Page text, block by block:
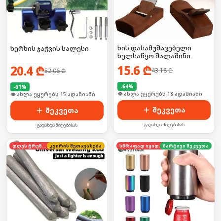
ხერხის ჯაჭვის სალესი
20.4₾52.06₾
-61%
🛒 ბოლო 24სთ-ში იყიდა 20-მა
შეკვეთა
გადახდა მიღებისას
ხის დასამუშავებელი
ხელსაწყო შალაშინი
15.6 ₾43.18₾
-64%
🛒 ბოლო 24სთ-ში იყიდა 24-მა
შეკვეთა
გადახდა მიღებისას
კვირის შეთავაზება სწრაფად იყიდებამარტივი შეკვეთა